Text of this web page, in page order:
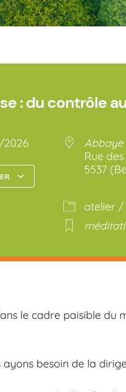
: du contrôle
2026
Calendrier
Rue
5537
atelier /
le cadre paisible du
ayons besoin de la